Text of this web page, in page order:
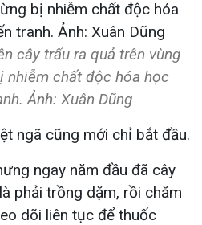
cây trẩu ra quả trên vùng
nhiễm chất độc hóa học
Ảnh: Xuân Dũng
ngã cũng mới chỉ bắt đầu.
ngay năm đầu đã cây
phải trồng dặm, rồi chăm
dõi liên tục để thuốc